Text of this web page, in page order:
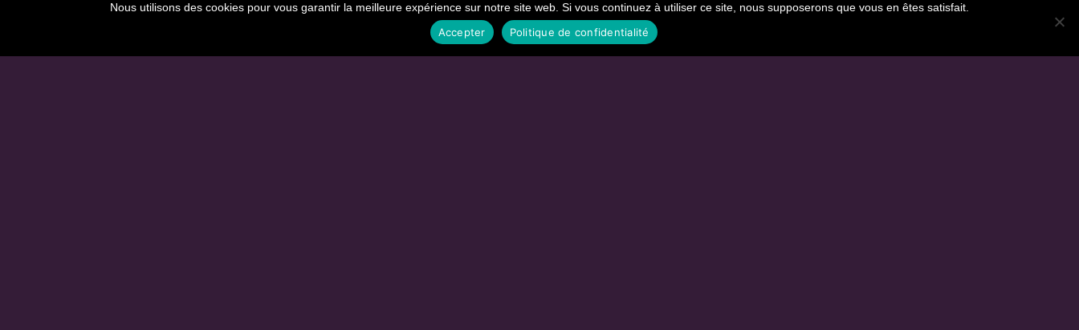
Nous utilisons des cookies pour vous garantir la meilleure expérience sur notre site web. Si vous continuez à utiliser ce site, nous supposerons que vous en êtes satisfait.
Accepter
Politique de confidentialité